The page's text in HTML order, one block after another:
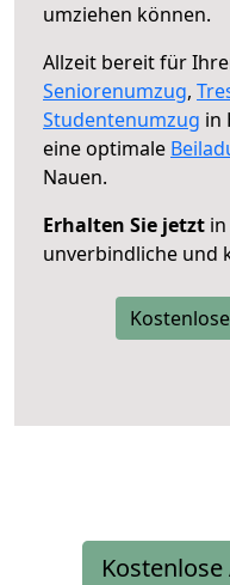
umziehen können.
Allzeit bereit für
Seniorenumzug,
Studentenumzug in
eine optimale
Nauen.
Erhalten Sie jetzt
unverbindliche und